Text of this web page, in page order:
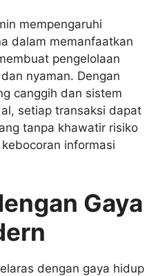
mempengaruhi
dalam memanfaatkan
pengelolaan
nyaman. Dengan
canggih dan sistem
setiap transaksi dapat
tanpa khawatir risiko
informasi
Gaya
dengan gaya hidup